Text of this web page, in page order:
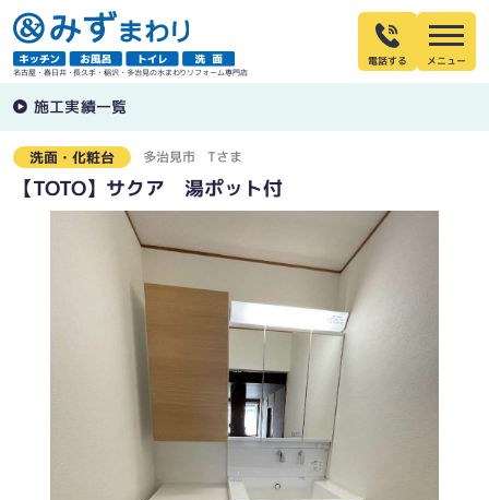
名古屋・春日井・長久手・稲沢・多治見の水まわりリフォーム専門店
電話する
施工実績一覧
洗面・化粧台 多治見市 Tさま
【TOTO】サクア 湯ポット付